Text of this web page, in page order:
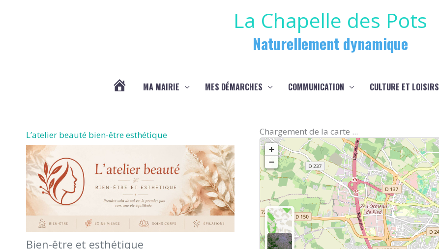
La Chapelle des Pots
Naturellement dynamique
DE
LA
CHAPELLE
DES
MA MAIRIE MES DÉMARCHES COMMUNICATION CULTURE ET LOISIRS
L’atelier beauté bien-être esthétique
Bien-être et esthétique
Chargement de la carte ...
+
−